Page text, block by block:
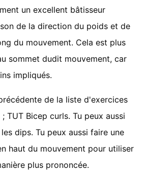
un excellent bâtisseur
de la direction du poids et de
du mouvement. Cela est plus
sommet dudit mouvement, car
impliqués.
de la liste d'exercices
TUT Bicep curls. Tu peux aussi
dips. Tu peux aussi faire une
haut du mouvement pour utiliser
plus prononcée.